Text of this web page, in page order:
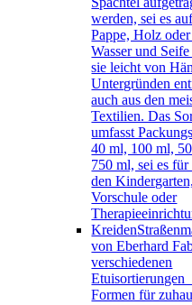
werden, sei es
Pappe, Holz
Wasser und
sie leicht von
Untergründen
auch aus den
Textilien. Das
umfasst
40 ml, 100 ml,
750 ml, sei es
den
Vorschule oder
Kreiden
von Eberhard
verschiedenen
Etuisortierungen
Formen für